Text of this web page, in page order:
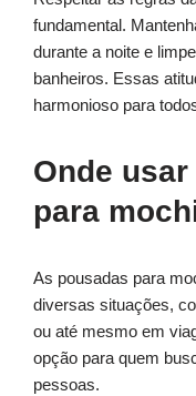
fundamental.
durante a noite e
banheiros. Essas
harmonioso para
Onde
para
As pousadas para
diversas situações,
ou até mesmo em
opção para quem
pessoas.